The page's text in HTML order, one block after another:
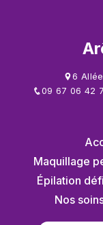
6
09 67 06 42
Maquillage
Épilation
Nos